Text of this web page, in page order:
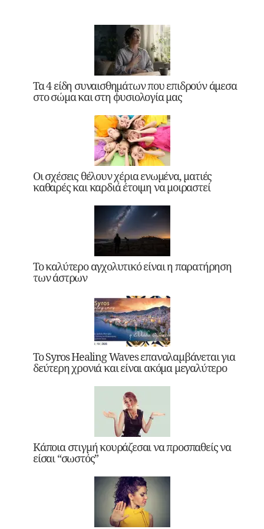
Τα 4 είδη συναισθημάτων που επιδρούν άμεσα
στο σώμα και στη φυσιολογία μας
Οι σχέσεις θέλουν χέρια ενωμένα, ματιές
καθαρές και καρδιά έτοιμη να μοιραστεί
Το καλύτερο αγχολυτικό είναι η παρατήρηση
των άστρων
Το Syros Healing Waves επαναλαμβάνεται για
δεύτερη χρονιά και είναι ακόμα μεγαλύτερο
Κάποια στιγμή κουράζεσαι να προσπαθείς να
είσαι “σωστός”